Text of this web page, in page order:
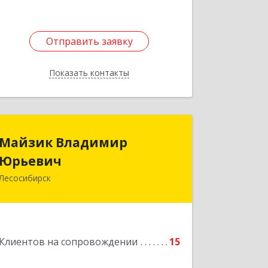
Отправить заявку
Показать контакты
Отправить заявку
Назад
Майзик Владимир
Юрьевич
Лесосибирск
Клиентов на сопровождении 15
Юрьевич